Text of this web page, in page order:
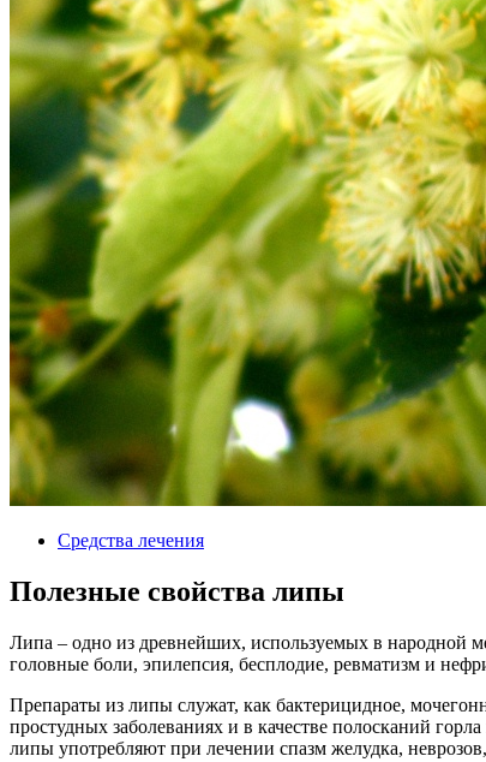
Средства лечения
Полезные свойства липы
Липа – одно из древнейших, используемых в народной
головные боли, эпилепсия, бесплодие, ревматизм и
Препараты из липы служат, как бактерицидное,
простудных заболеваниях и в качестве полосканий
липы употребляют при лечении спазм желудка,